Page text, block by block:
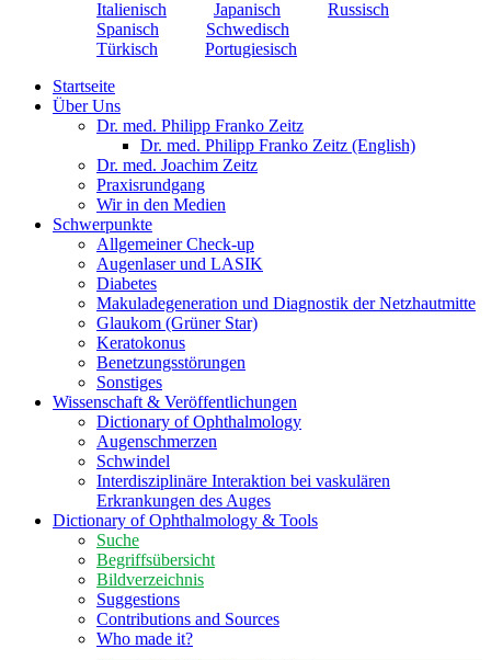
Italienisch
Japanisch
Russisch
Spanisch
Schwedisch
Türkisch
Portugiesisch
Startseite
Über Uns
Dr. med. Philipp Franko Zeitz
Dr. med. Philipp Franko Zeitz (English)
Dr. med. Joachim Zeitz
Praxisrundgang
Wir in den Medien
Schwerpunkte
Allgemeiner Check-up
Augenlaser und LASIK
Diabetes
Makuladegeneration und Diagnostik der Netzhautmitte
Glaukom (Grüner Star)
Keratokonus
Benetzungsstörungen
Sonstiges
Wissenschaft & Veröffentlichungen
Dictionary of Ophthalmology
Augenschmerzen
Schwindel
Interdisziplinäre Interaktion bei vaskulären
Erkrankungen des Auges
Dictionary of Ophthalmology & Tools
Suche
Begriffsübersicht
Bildverzeichnis
Suggestions
Contributions and Sources
Who made it?